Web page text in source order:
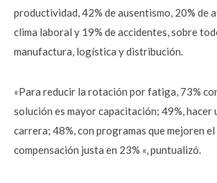
productividad, 42% de ausentismo, 20% de
clima laboral y 19% de accidentes, sobre
manufactura, logística y distribución.
«Para reducir la rotación por fatiga, 73%
solución es mayor capacitación; 49%, hacer
carrera; 48%, con programas que mejoren
compensación justa en 23% «, puntualizó.